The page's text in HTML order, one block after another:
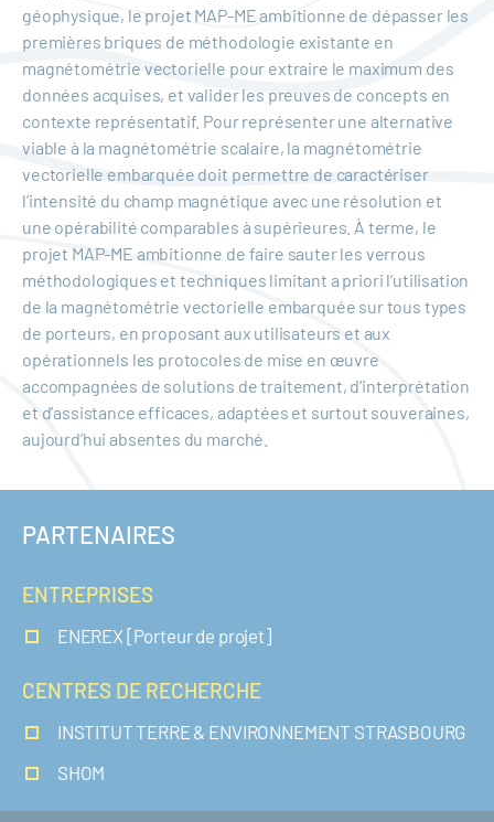
géophysique, le projet MAP-ME ambitionne de dépasser les
premières briques de méthodologie existante en
magnétométrie vectorielle pour extraire le maximum des
données acquises, et valider les preuves de concepts en
contexte représentatif. Pour représenter une alternative
viable à la magnétométrie scalaire, la magnétométrie
vectorielle embarquée doit permettre de caractériser
l’intensité du champ magnétique avec une résolution et
une opérabilité comparables à supérieures. À terme, le
projet MAP-ME ambitionne de faire sauter les verrous
méthodologiques et techniques limitant a priori l’utilisation
de la magnétométrie vectorielle embarquée sur tous types
de porteurs, en proposant aux utilisateurs et aux
opérationnels les protocoles de mise en œuvre
accompagnées de solutions de traitement, d’interprétation
et d’assistance efficaces, adaptées et surtout souveraines,
aujourd’hui absentes du marché.
PARTENAIRES
ENTREPRISES
ENEREX [Porteur de projet]
CENTRES DE RECHERCHE
INSTITUT TERRE & ENVIRONNEMENT STRASBOURG
SHOM